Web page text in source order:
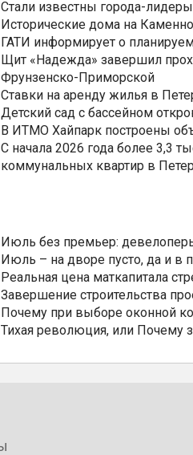
Стали известны города-
Исторические дома на
ГАТИ информирует о
Щит «Надежда» завершил
Фрунзенско-Приморской
Ставки на аренду жилья в
Детский сад с бассейном
В ИТМО Хайпарк построены
С начала 2026 года более 3,3
коммунальных квартир в
Июль без премьер:
Июль – на дворе пусто, да и в
Реальная цена маткапитала
Завершение строительства
Почему при выборе оконной
Тихая революция, или Почему